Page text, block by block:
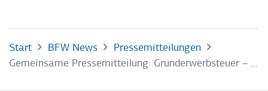
Start BFW News
Pressemitteilungen
Gemeinsame Pressemitteilung: Grunderwerbsteuer – Anpassung des Hamburg Steuersatzes an den Bundesdurchschnitt ab 2023